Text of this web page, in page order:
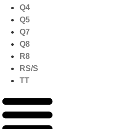
Q4
Q5
Q7
Q8
R8
RS/S
TT